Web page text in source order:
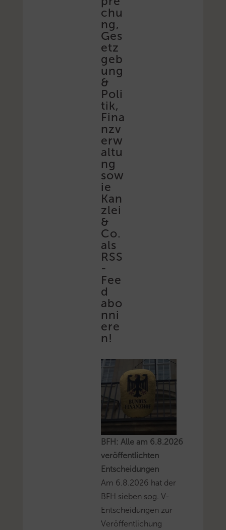
chu
ng,
Ges
etz
geb
ung
&
Poli
tik,
Fina
nzv
erw
altu
ng
sow
ie
Kan
zlei
&
Co.
als
RSS
-
Fee
d
abo
nni
ere
n!
BFH: Alle am 6.8.2026
veröffentlichten
Entscheidungen
Am 6.8.2026 hat der
BFH sieben sog. V-
Entscheidungen zur
Veröffentlichung